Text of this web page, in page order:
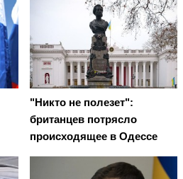
"Никто не полезет":
британцев потрясло
происходящее в Одессе